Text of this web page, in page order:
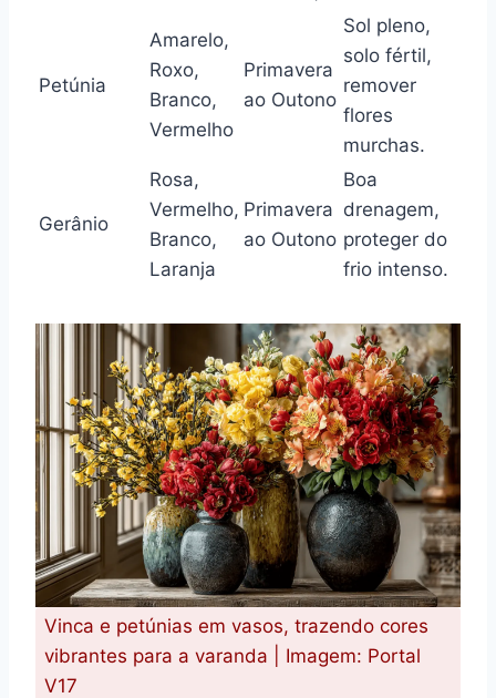
Petúnia
Amarelo,
Roxo,
Branco,
Vermelho
Primavera
ao Outono
Sol pleno,
solo fértil,
remover
flores
murchas.
Gerânio
Rosa,
Vermelho,
Branco,
Laranja
Primavera
ao Outono
Boa
drenagem,
proteger do
frio intenso.
Vinca e petúnias em vasos, trazendo cores
vibrantes para a varanda | Imagem: Portal
V17